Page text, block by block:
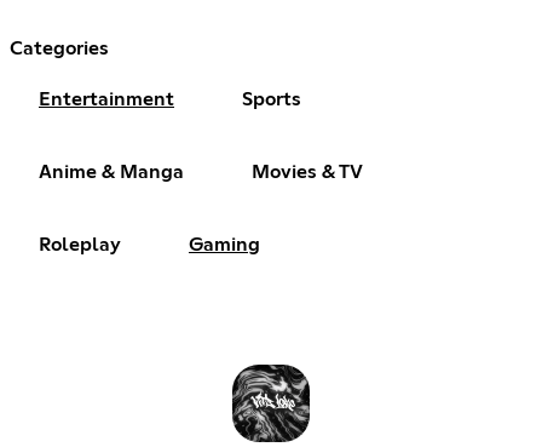
Categories
Entertainment Sports
Anime & Manga Movies & TV
Roleplay Gaming